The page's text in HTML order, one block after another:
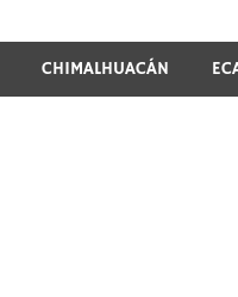
CHIMALHUACÁN